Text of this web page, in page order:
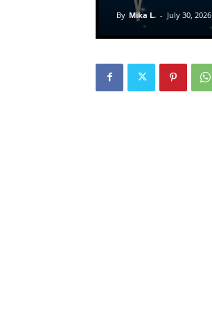
By Mika L. - July 30, 2026